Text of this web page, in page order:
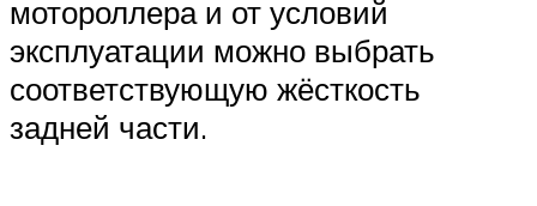
мотороллера и от условий
эксплуатации можно выбрать
соответствующую жёсткость
задней части.